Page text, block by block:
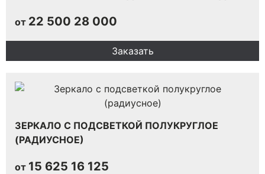
от 22 500 28 000
Заказать
ЗЕРКАЛО С ПОДСВЕТКОЙ ПОЛУКРУГЛОЕ
(РАДИУСНОЕ)
от 15 625 16 125